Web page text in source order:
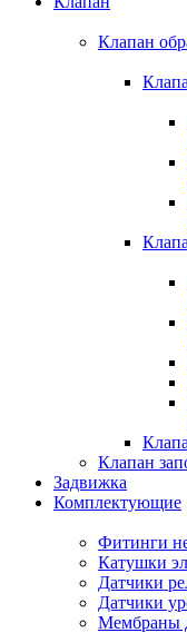
Клапан
Клапан
Задвижка
Комплектующие
Фитинги
Катушки
Датчики
Датчики
Мембраны